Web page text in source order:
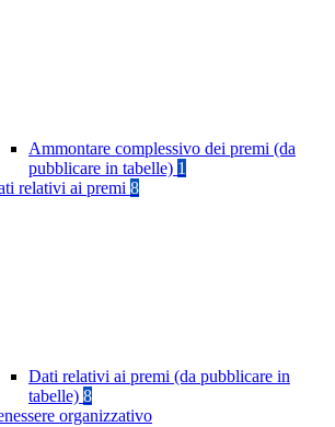
Ammontare complessivo dei premi (da
pubblicare in tabelle) 1
relativi ai premi 8
Dati relativi ai premi (da pubblicare in
tabelle) 8
organizzativo